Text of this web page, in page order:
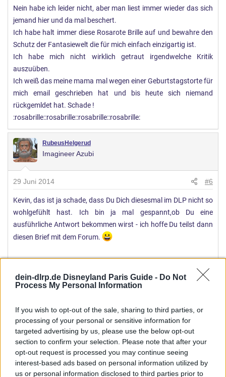
dein-dlrp.de Disneyland Paris Guide - Do Not
Process My Personal Information
If you wish to opt-out of the sale, sharing to third parties, or
processing of your personal or sensitive information for
targeted advertising by us, please use the below opt-out
section to confirm your selection. Please note that after your
opt-out request is processed you may continue seeing
interest-based ads based on personal information utilized by
us or personal information disclosed to third parties prior to
Nein habe ich leider nicht, aber man liest immer wieder das sich
jemand hier und da mal beschert.
Ich habe halt immer diese Rosarote Brille auf und bewahre den
Schutz der Fantasiewelt die für mich einfach einzigartig ist.
Ich habe mich nicht wirklich getraut irgendwelche Kritik
auszuüben.
Ich weiß das meine mama mal wegen einer Geburtstagstorte für
mich email geschrieben hat und bis heute sich niemand
rückgemldet hat. Schade !
:rosabrille::rosabrille::rosabrille::rosabrille:
RubeusHelgerud
Imagineer Azubi
29 Juni 2014 #6
Kevin, das ist ja schade, dass Du Dich diesesmal im DLP nicht so
wohlgefühlt hast. Ich bin ja mal gespannt,ob Du eine
ausführliche Antwort bekommen wirst - ich hoffe Du teilst dann
diesen Brief mit dem Forum.
Du hat ja um Meinungen gebeten - nun dann werd ich mal.....
Deine Erwartungen an die Hotel CMs sind m.E. SEHR hoch - das
Gastgewerbe tätig war. Wenn ich ein "Bonjour" hören möchte -
dann bin ich der erste der es sagt - einen gegebenen Tagesgruss
erwarte ich schon lange nicht mehr - egal in welchem Land und
welchem Zusammenhang. Kommt er - ists gut, kommt er nicht
störts mich auch nicht. Und vielleicht haben die alle schon
gelächelt - nur nicht so "auffällig" wie sonst? Bei jungen